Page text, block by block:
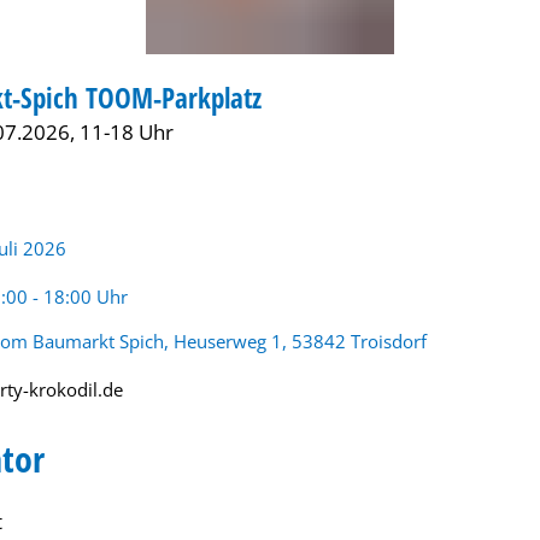
Spich TOOM-Parkplatz
11-18 Uhr
2026
- 18:00 Uhr
Baumarkt Spich, Heuserweg 1, 53842 Troisdorf
krokodil.de